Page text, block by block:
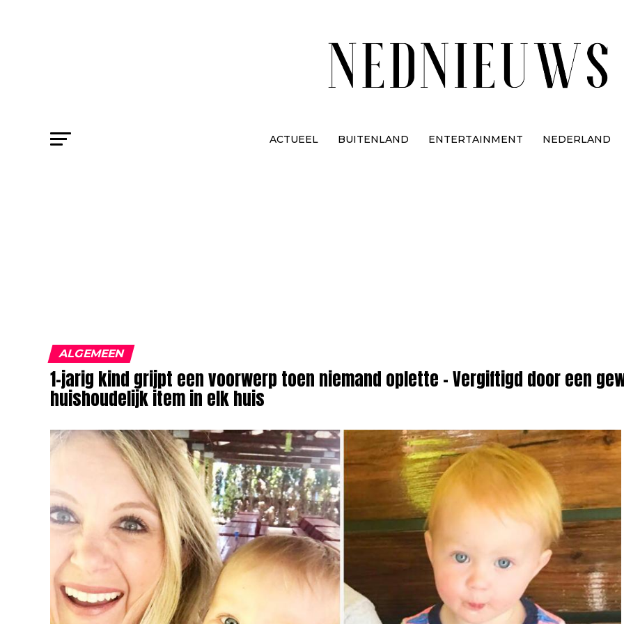
ACTUEEL BUITENLAND ENTERTAINMENT NEDERLAND
ALGEMEEN
1-jarig kind grijpt een voorwerp toen niemand oplette – Vergiftigd door een
huishoudelijk item in elk huis